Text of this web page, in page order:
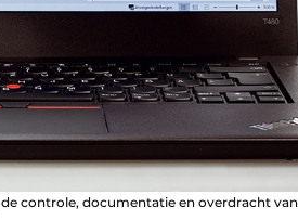
controle, documentatie en overdracht